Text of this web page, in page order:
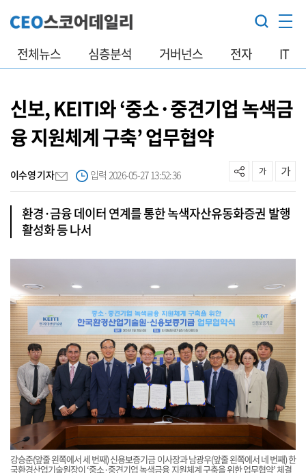
전체뉴스 심층분석 거버넌스 전자 IT
신보, KEITI와 ‘중소·중견기업 녹색금
융 지원체계 구축’ 업무협약
이수영 기자 입력 2026-05-27 13:52:36
환경·금융 데이터 연계를 통한 녹색자산유동화증권 발행
활성화 등 나서
강승준(앞줄 왼쪽에서 세 번째) 신용보증기금 이사장과 남광우(앞줄 왼쪽에서 네 번째) 한
국환경산업기술원장이 ‘중소·중견기업 녹색금융 지원체계 구축을 위한 업무협약’ 체결